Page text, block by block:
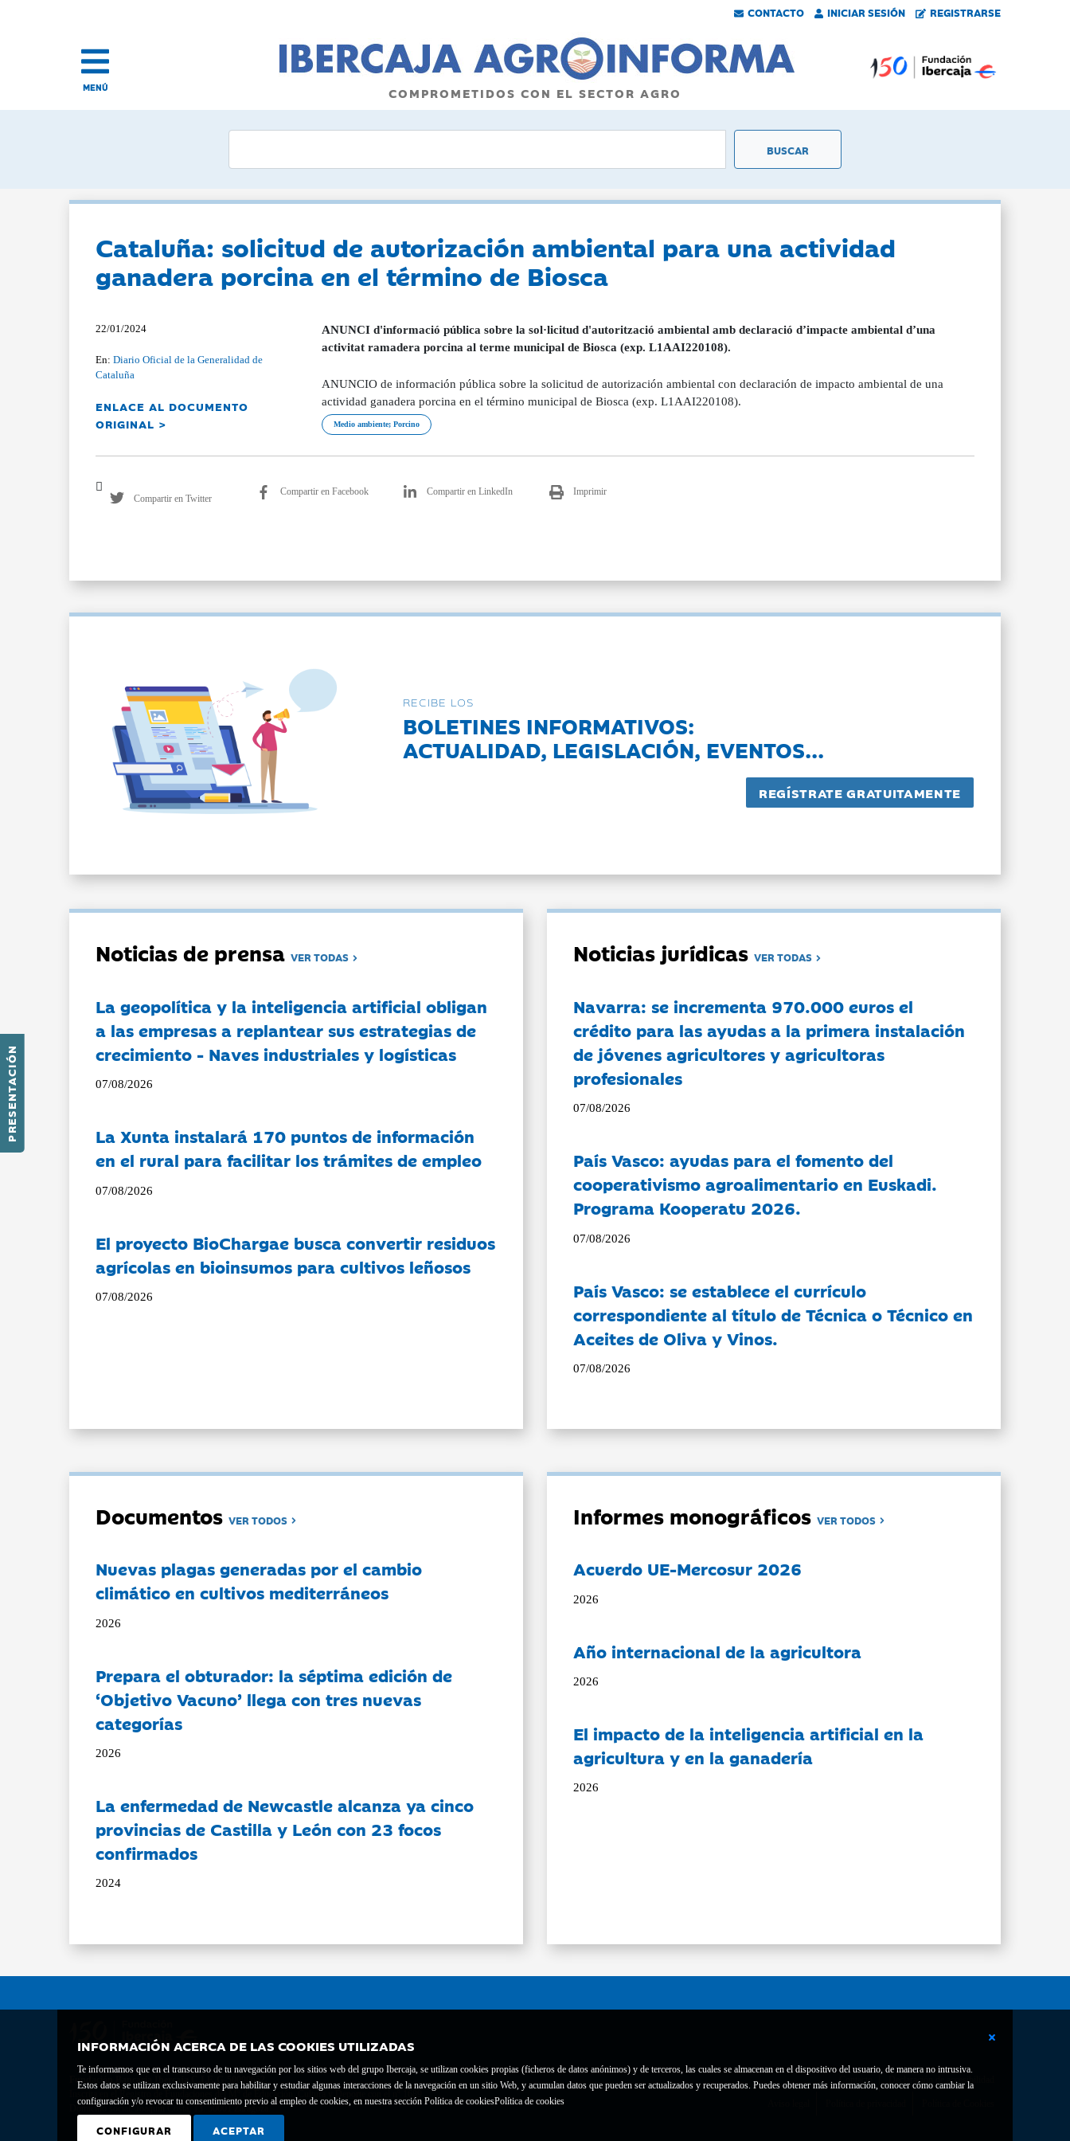
CONTACTO INICIAR SESIÓN REGISTRARSE
PRESENTACIÓN
MENÚ COMPROMETIDOS CON EL SECTOR AGRO
INFORMACIÓN ACERCA DE LAS COOKIES UTILIZADAS
Te informamos que en el transcurso de tu navegación por los sitios web del grupo Ibercaja, se utilizan cookies propias (ficheros de datos anónimos) y de terceros, las cuales se almacenan en el dispositivo del usuario, de manera no intrusiva.
Estos datos se utilizan exclusivamente para habilitar y estudiar algunas interacciones de la navegación en un sitio Web, y acumulan datos que pueden ser actualizados y recuperados. Puedes obtener más información, conocer cómo cambiar la
configuración y/o revocar tu consentimiento previo al empleo de cookies, en nuestra sección Política de cookiesPolítica de cookies
CONFIGURAR ACEPTAR
Cataluña: solicitud de autorización ambiental para una actividad
ganadera porcina en el término de Biosca
22/01/2024
En:Diario Oficial de la Generalidad de
Cataluña
ENLACE AL DOCUMENTO
ORIGINAL >
ANUNCI d'informació pública sobre la sol·licitud d'autorització ambiental amb declaració d’impacte ambiental d’una
activitat ramadera porcina al terme municipal de Biosca (exp. L1AAI220108).
ANUNCIO de información pública sobre la solicitud de autorización ambiental con declaración de impacto ambiental de una
actividad ganadera porcina en el término municipal de Biosca (exp. L1AAI220108).
Medio ambiente; Porcino
Compartir en Twitter
Compartir en Facebook Compartir en LinkedIn Imprimir
RECIBE LOS
BOLETINES INFORMATIVOS:
ACTUALIDAD, LEGISLACIÓN, EVENTOS...
Noticias de prensaVER TODAS
La geopolítica y la inteligencia artificial obligan
a las empresas a replantear sus estrategias de
crecimiento - Naves industriales y logísticas
07/08/2026
La Xunta instalará 170 puntos de información
en el rural para facilitar los trámites de empleo
07/08/2026
El proyecto BioChargae busca convertir residuos
agrícolas en bioinsumos para cultivos leñosos
07/08/2026
Noticias jurídicasVER TODAS
Navarra: se incrementa 970.000 euros el
crédito para las ayudas a la primera instalación
de jóvenes agricultores y agricultoras
profesionales
07/08/2026
País Vasco: ayudas para el fomento del
cooperativismo agroalimentario en Euskadi.
Programa Kooperatu 2026.
07/08/2026
País Vasco: se establece el currículo
correspondiente al título de Técnica o Técnico en
Aceites de Oliva y Vinos.
07/08/2026
DocumentosVER TODOS
Nuevas plagas generadas por el cambio
climático en cultivos mediterráneos
2026
Prepara el obturador: la séptima edición de
‘Objetivo Vacuno’ llega con tres nuevas
categorías
2026
La enfermedad de Newcastle alcanza ya cinco
provincias de Castilla y León con 23 focos
confirmados
2024
Informes monográficosVER TODOS
Acuerdo UE-Mercosur 2026
2026
Año internacional de la agricultora
2026
El impacto de la inteligencia artificial en la
agricultura y en la ganadería
2026
Fundación Bancaria Ibercaja C.I.F. G-50000652.
Inscrita en el Registro de Fundaciones del Mº de Educación, Cultura y Deporte con el nº 1689.
Domicilio social: Joaquín Costa, 13. 50001 Zaragoza.
Contacto Declaración de accesibilidad